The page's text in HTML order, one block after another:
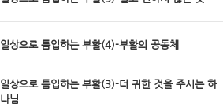
일상으로 틈입하는 부활(4)-부활의 공동체
일상으로 틈입하는 부활(3)-더 귀한 것을 주시는 하
나님